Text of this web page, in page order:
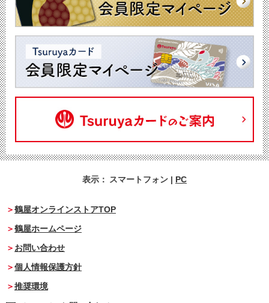
表示： スマートフォン | PC
鶴屋オンラインストアTOP
鶴屋ホームページ
お問い合わせ
個人情報保護方針
推奨環境